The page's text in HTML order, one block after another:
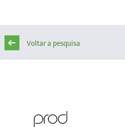
Voltar a pesquisa